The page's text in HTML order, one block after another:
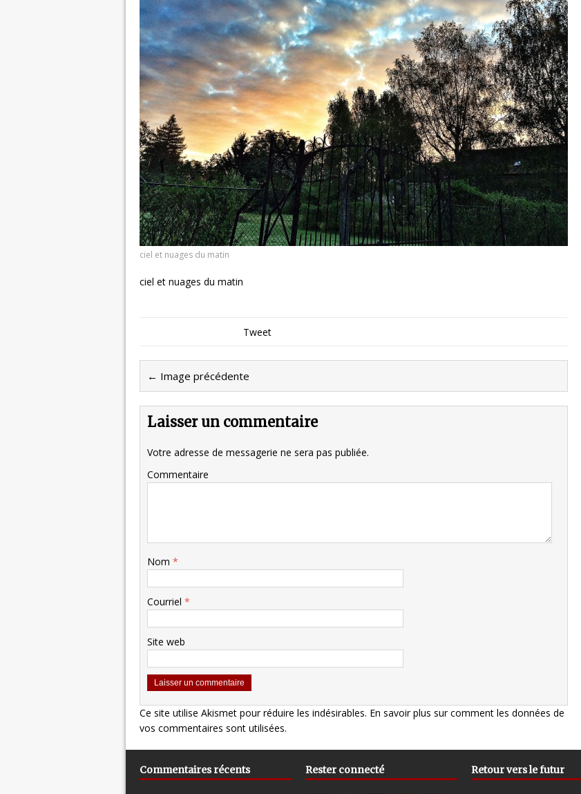
ciel et nuages du matin
ciel et nuages du matin
Tweet
← Image précédente
Laisser un commentaire
Votre adresse de messagerie ne sera pas publiée.
Commentaire
Nom *
Courriel *
Site web
Ce site utilise Akismet pour réduire les indésirables. En savoir plus sur comment les données de
vos commentaires sont utilisées.
Commentaires récents Rester connecté Retour vers le futur